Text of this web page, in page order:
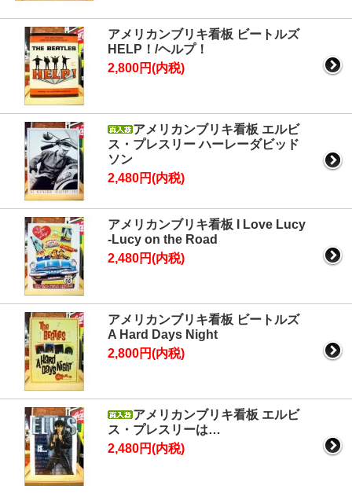
アメリカンブリキ看板 ビートルズ
HELP！/ヘルプ！
2,800円(内税)
アメリカンブリキ看板 エルビ
ス・プレスリー ハーレーダビッド
ソン
2,480円(内税)
アメリカンブリキ看板 I Love Lucy
-Lucy on the Road
2,480円(内税)
アメリカンブリキ看板 ビートルズ
A Hard Days Night
2,800円(内税)
アメリカンブリキ看板 エルビ
ス・プレスリーは…
2,480円(内税)